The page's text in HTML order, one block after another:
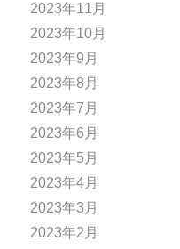
2023年11月
2023年10月
2023年9月
2023年8月
2023年7月
2023年6月
2023年5月
2023年4月
2023年3月
2023年2月